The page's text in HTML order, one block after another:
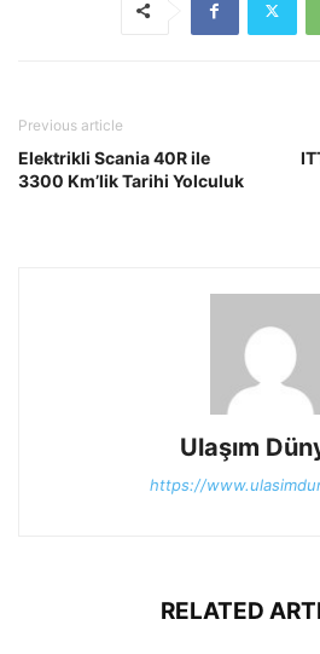
Previous article
Elektrikli Scania 40R ile
3300 Km’lik Tarihi Yolculuk
Ulaşım
https://
RELATED